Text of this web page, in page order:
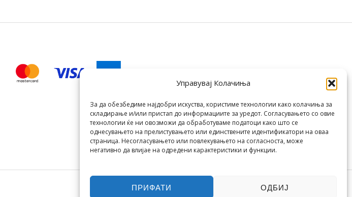
Управувај Колачиња
За да обезбедиме најдобри искуства, користиме технологии како колачиња за
складирање и/или пристап до информациите за уредот. Согласувањето со овие
технологии ќе ни овозможи да обработуваме податоци како што се
однесувањето на прелистувањето или единствените идентификатори на оваа
страница. Несогласувањето или повлекувањето на согласноста, може
негативно да влијае на одредени карактеристики и функции.
ПРИФАТИ ОДБИЈ